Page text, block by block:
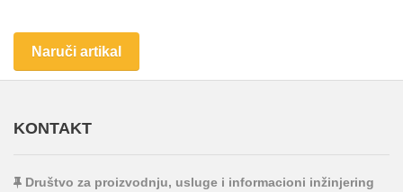
Naruči artikal
KONTAKT
Društvo za proizvodnju, usluge i informacioni inžinjering